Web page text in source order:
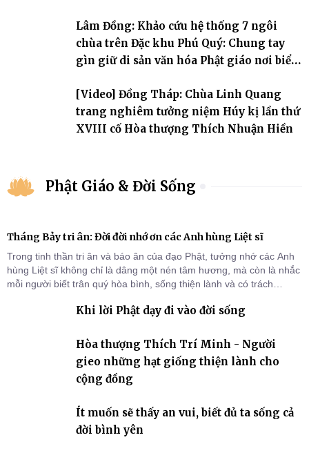
Lâm Đồng: Khảo cứu hệ thống 7 ngôi
chùa trên Đặc khu Phú Quý: Chung tay
gìn giữ di sản văn hóa Phật giáo nơi biển
[Video] Đồng Tháp: Chùa Linh Quang
trang nghiêm tưởng niệm Húy kị lần thứ
XVIII cố Hòa thượng Thích Nhuận Hiền
Phật Giáo & Đời Sống
Tháng Bảy tri ân: Đời đời nhớ ơn các Anh hùng Liệt sĩ
Trong tinh thần tri ân và báo ân của đạo Phật, tưởng nhớ các Anh
hùng Liệt sĩ không chỉ là dâng một nén tâm hương, mà còn là nhắc
mỗi người biết trân quý hòa bình, sống thiện lành và có trách
Khi lời Phật dạy đi vào đời sống
Hòa thượng Thích Trí Minh - Người
gieo những hạt giống thiện lành cho
cộng đồng
Ít muốn sẽ thấy an vui, biết đủ ta sống cả
đời bình yên